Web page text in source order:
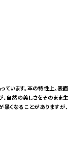
ています。革の特性上、表面
、自然の美しさをそのまま生
黒くなることがありますが、